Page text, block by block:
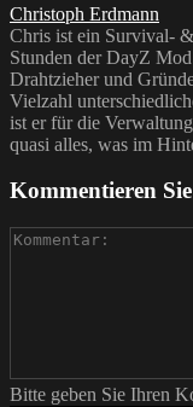
Christoph Erdmann
Chris ist ein Survival-
Stunden der DayZ
Drahtzieher und
Vielzahl
ist er für die
quasi alles, was im
Kommentieren
Bitte geben Sie Ihren